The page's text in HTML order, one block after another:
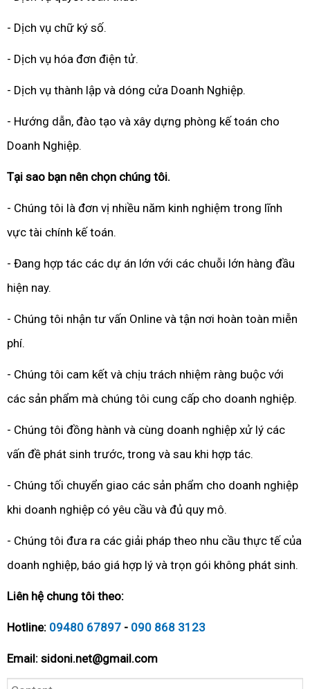
- Dịch vụ chữ ký số.
- Dịch vụ hóa đơn điện tử.
- Dịch vụ thành lập và dóng cửa Doanh Nghiệp.
- Hướng dẫn, đào tạo và xây dựng phòng kế toán cho
Doanh Nghiệp.
Tại sao bạn nên chọn chúng tôi.
- Chúng tôi là đơn vị nhiều năm kinh nghiệm trong lĩnh
vực tài chính kế toán.
- Đang hợp tác các dự án lớn với các chuỗi lớn hàng đầu
hiện nay.
- Chúng tôi nhận tư vấn Online và tận nơi hoàn toàn miễn
phí.
- Chúng tôi cam kết và chịu trách nhiệm ràng buộc với
các sản phẩm mà chúng tôi cung cấp cho doanh nghiệp.
- Chúng tôi đồng hành và cùng doanh nghiệp xử lý các
vấn đề phát sinh trước, trong và sau khi hợp tác.
- Chúng tối chuyển giao các sản phẩm cho doanh nghiệp
khi doanh nghiệp có yêu cầu và đủ quy mô.
- Chúng tôi đưa ra các giải pháp theo nhu cầu thực tế của
doanh nghiệp, báo giá hợp lý và trọn gói không phát sinh.
Liên hệ chung tôi theo:
Hotline: 09480 67897 - 090 868 3123
Email: sidoni.net@gmail.com